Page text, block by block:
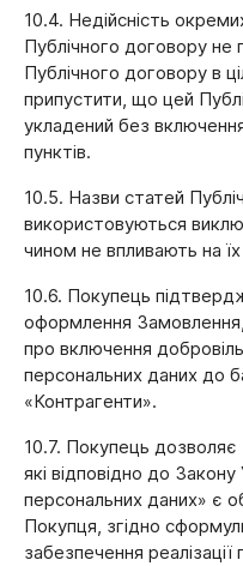
10.4. Недійсність
Публічного договору не
Публічного договору в
припустити, що цей
укладений без
пунктів.
10.5. Назви статей
використовуються
чином не впливають на
10.6. Покупець
оформлення
про включення
персональних даних до
«Контрагенти».
10.7. Покупець дозволяє
які відповідно до
персональних даних» є
Покупця, згідно
забезпечення